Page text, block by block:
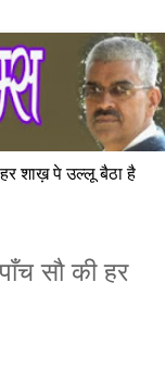
शाख़ पे उल्लू बैठा है
सौ की हर